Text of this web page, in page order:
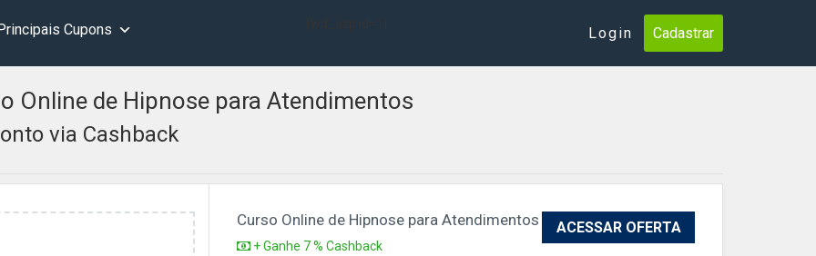
Cupons Login Cadastrar
Online de Hipnose para Atendimentos
via Cashback
Curso Online de Hipnose para Atendimentos
+ Ganhe 7 % Cashback
ACESSAR OFERTA